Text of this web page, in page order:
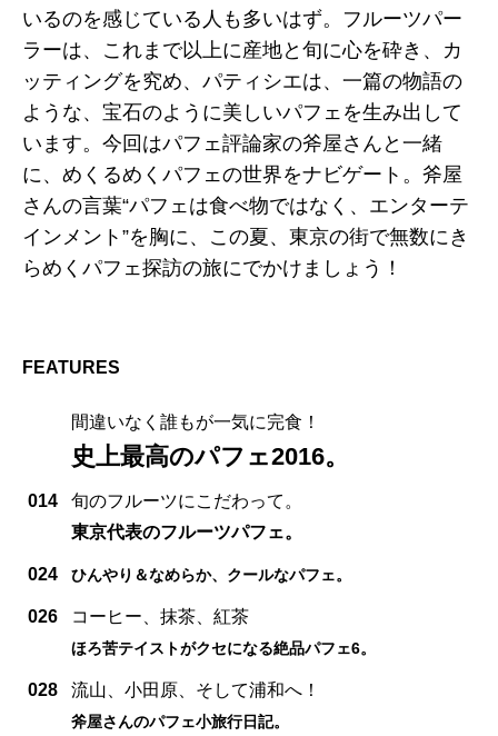
いるのを感じている人も多いはず。フルーツパー
ラーは、これまで以上に産地と旬に心を砕き、カ
ッティングを究め、パティシエは、一篇の物語の
ような、宝石のように美しいパフェを生み出して
います。今回はパフェ評論家の斧屋さんと一緒
に、めくるめくパフェの世界をナビゲート。斧屋
さんの言葉“パフェは食べ物ではなく、エンターテ
インメント”を胸に、この夏、東京の街で無数にき
らめくパフェ探訪の旅にでかけましょう！
FEATURES
間違いなく誰もが一気に完食！
史上最高のパフェ2016。
014
旬のフルーツにこだわって。
東京代表のフルーツパフェ。
024 ひんやり＆なめらか、クールなパフェ。
026 コーヒー、抹茶、紅茶
ほろ苦テイストがクセになる絶品パフェ6。
028 流山、小田原、そして浦和へ！
斧屋さんのパフェ小旅行日記。